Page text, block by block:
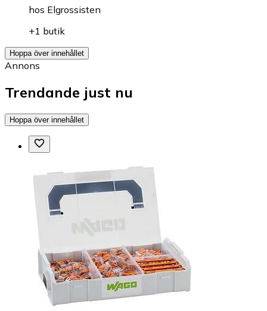
hos Elgrossisten
+1 butik
Hoppa över innehållet
Annons
Trendande just nu
Hoppa över innehållet